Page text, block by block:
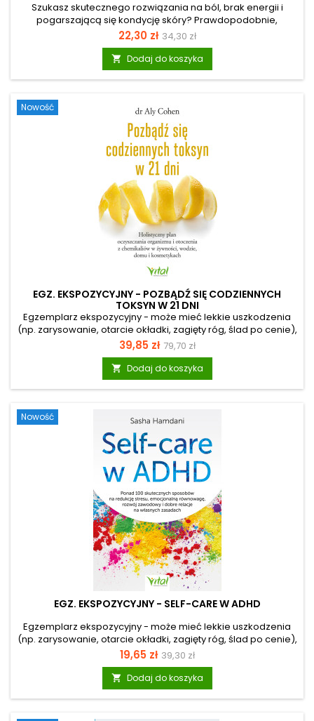
Szukasz skutecznego rozwiązania na ból, brak energii i
pogarszającą się kondycję skóry? Prawdopodobnie,
odczuwasz frustrację z powodu drogich zabiegów, które
maskują objawy, nie dotykając źródła problemu? Dobra
wiadomość jest taka, że najpotężniejsze narzędzie do
regeneracji organizmu masz już w swoim domu. Prawidłowo
przeprowadzona kąpiel lecznicza w domu wpływa na
dwutlenku węgla (CO₂), siarki oraz soli z Morza Martwego
potrafią...
Cena
22,30 zł Cena
podstawowa
34,30 zł
 Dodaj do koszyka
Nowość
EGZ. EKSPOZYCYJNY - POZBĄDŹ SIĘ CODZIENNYCH
TOKSYN W 21 DNI
Egzemplarz ekspozycyjny - może mieć lekkie uszkodzenia
(np. zarysowanie, otarcie okładki, zagięty róg, ślad po cenie),
ale merytorycznie jest pełnowartościowy. Pozbądź się
codziennych toksyn w 21 dni – twój przewodnik po zdrowiu
bez chemiiCzy czujesz, że mimo dbania o siebie twoja
energia spada, a problemy zdrowotne – od alergii, przez
bóle głowy, aż po stany zapalne – nie chcą ustąpić? Często
codziennego użytku:...
Cena
39,85 zł Cena
podstawowa
79,70 zł
 Dodaj do koszyka
Nowość
EGZ. EKSPOZYCYJNY - SELF-CARE W ADHD
Egzemplarz ekspozycyjny - może mieć lekkie uszkodzenia
(np. zarysowanie, otarcie okładki, zagięty róg, ślad po cenie),
ale merytorycznie jest pełnowartościowy. Masz dość walki z
chaosem? Odkryj self-care w ADHD Czujesz, że twoja
codzienność to ciągła improwizacja? Lista zadań rośnie, a ty,
zamiast działać, paraliżowany prokrastynacją scrollujesz
telefon, czując narastający wstyd? Tradycyjne metody
Cena
19,65 zł Cena
podstawowa
39,30 zł
 Dodaj do koszyka